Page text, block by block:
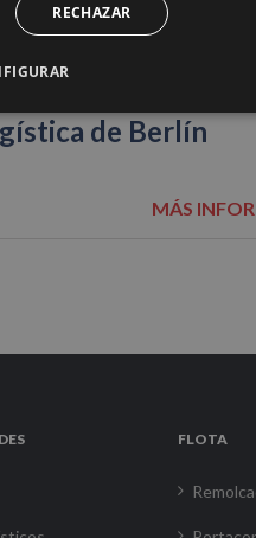
de Berlín
MÁS
FLOTA
RECHAZAR